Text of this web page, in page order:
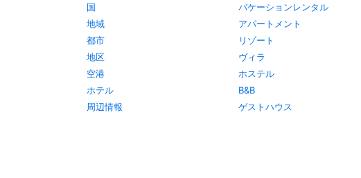
国
地域
都市
地区
空港
ホテル
周辺情報
バケーションレンタル
アパートメント
リゾート
ヴィラ
ホステル
B&B
ゲストハウス